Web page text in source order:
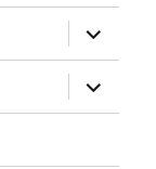
öffnen
öffnen